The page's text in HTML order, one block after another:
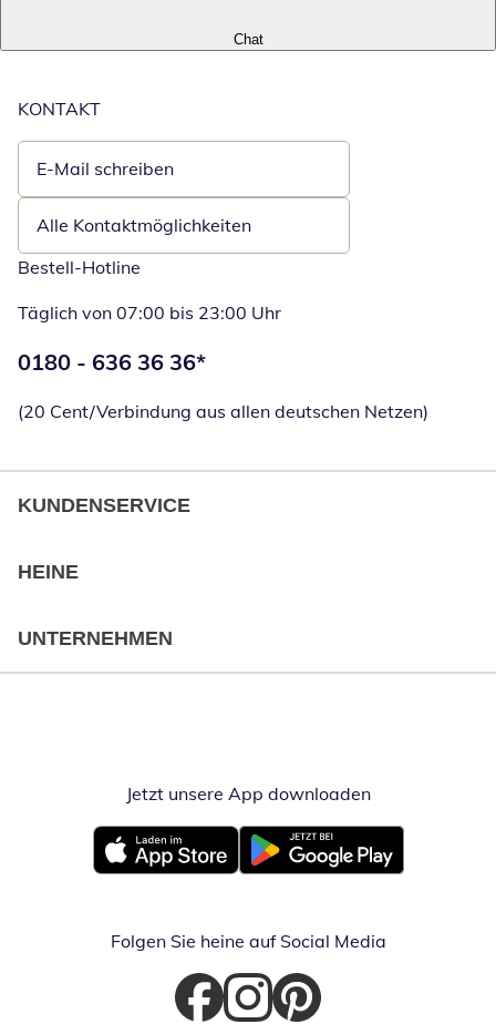
Chat
KONTAKT
E-Mail schreiben
Öffnet E-Mail-Client
Alle Kontaktmöglichkeiten
Bestell-Hotline
Täglich von 07:00 bis 23:00 Uhr
Telefonnummer:
0180 - 636 36 36*
(20 Cent/Verbindung aus allen deutschen Netzen)
KUNDENSERVICE
HEINE
UNTERNEHMEN
Jetzt unsere App downloadenÖffnet in
Öffnet in neuem FensterÖffnet in neuem Fenster
Folgen Sie heine auf Social Media